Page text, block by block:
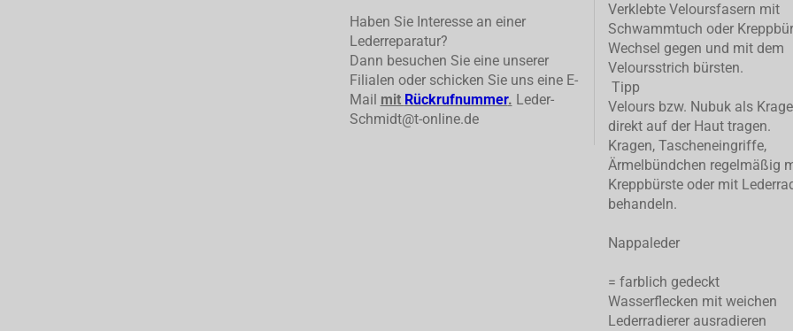
Haben Sie Interesse an einer
Lederreparatur?
Dann besuchen Sie eine unserer
Filialen oder schicken Sie uns eine E-
Mail mit Rückrufnummer. Leder-
Schmidt@t-online.de
Verklebte Veloursfasern mit
Schwammtuch oder
Wechsel gegen und mit dem
Veloursstrich bürsten.
Tipp
Velours bzw. Nubuk als
direkt auf der Haut tragen.
Kragen, Tascheneingriffe,
Ärmelbündchen regelmäßig
Kreppbürste oder mit
behandeln.
Nappaleder
= farblich gedeckt
Wasserflecken mit weichen
Lederradierer ausradieren